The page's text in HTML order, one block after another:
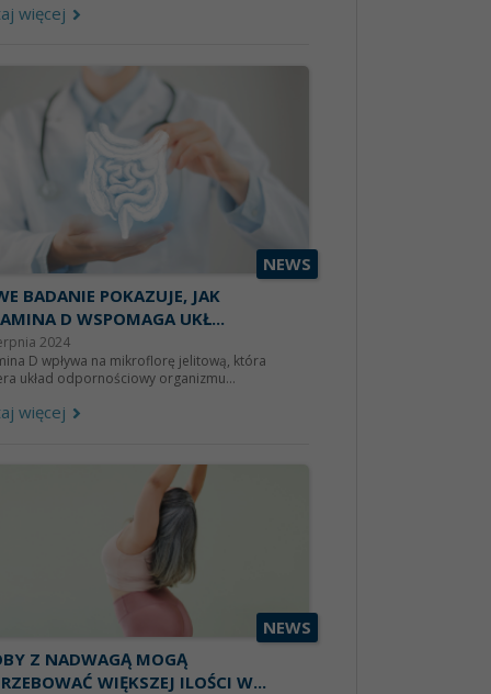
więcej
NEWS
BADANIE POKAZUJE, JAK
D WSPOMAGA UKŁ...
2024
D wpływa na mikroflorę jelitową, która
układ odpornościowy organizmu…
więcej
NEWS
Z NADWAGĄ MOGĄ
WIĘKSZEJ ILOŚCI W...